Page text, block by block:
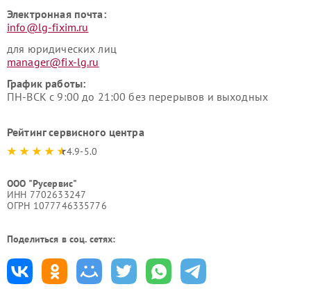
Электронная почта:
info@lg-fixim.ru
для юридических лиц
manager@fix-lg.ru
График работы:
ПН-ВСК с 9:00 до 21:00 без перерывов и выходных
Рейтинг сервисного центра
4.9-5.0
ООО "Русервис"
ИНН 7702633247
ОГРН 1077746335776
Поделиться в соц. сетях: